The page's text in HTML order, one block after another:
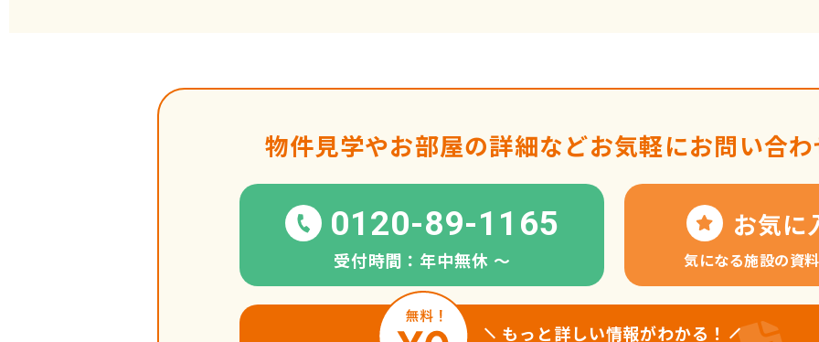
物件見学やお部屋の詳細などお気軽にお問い合わ
0120-89-1165
受付時間：年中無休 〜
お気に
気になる施設の資
もっと詳しい情報がわかる！